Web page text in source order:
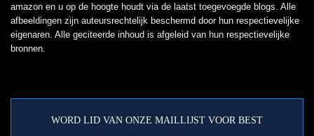
amazon en u op de hoogte houdt via de laatst toegevoegde blogs. Alle
afbeeldingen zijn auteursrechtelijk beschermd door hun respectievelijke
eigenaren. Alle geciteerde inhoud is afgeleid van hun respectievelijke
bronnen.
WORD LID VAN ONZE MAILLIJST VOOR BEST